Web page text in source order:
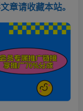
章请收藏本站。